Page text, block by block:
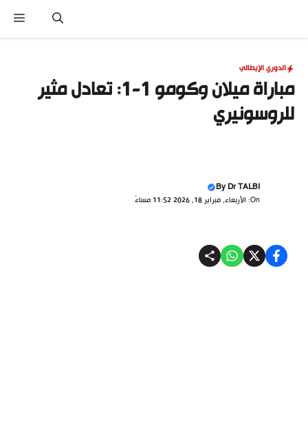
المحتوى
الدوري الإيطالي
مباراة ميلان وكومو 1-1: تعادل مثير
للروسونيري
ByDr TALBI
On: الأربعاء, فبراير 18, 2026 11:52 مساءً